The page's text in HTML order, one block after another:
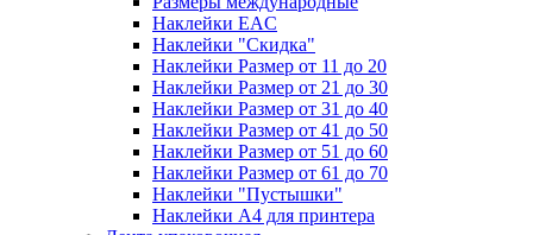
Наклейки EAC
Наклейки "Скидка"
Наклейки Размер от 11 до 20
Наклейки Размер от 21 до 30
Наклейки Размер от 31 до 40
Наклейки Размер от 41 до 50
Наклейки Размер от 51 до 60
Наклейки Размер от 61 до 70
Наклейки "Пустышки"
Наклейки А4 для принтера